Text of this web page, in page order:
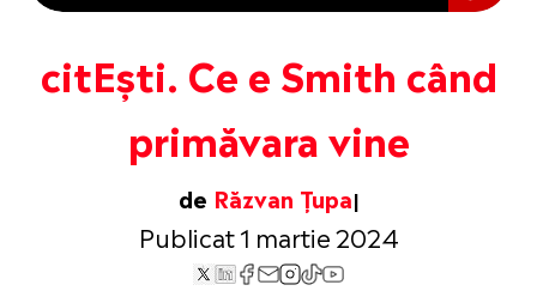
citEști. Ce e Smith când
primăvara vine
de Răzvan Țupa
Publicat 1 martie 2024